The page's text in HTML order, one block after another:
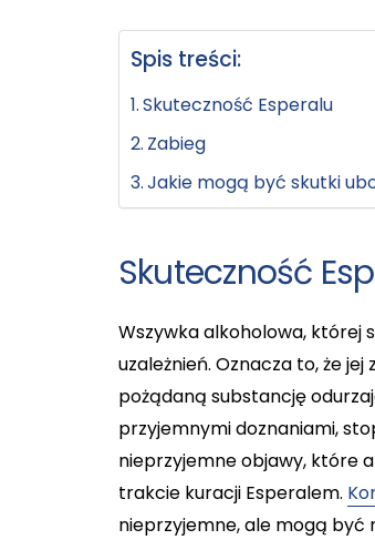
Spis treści:
Skuteczność Esperalu
Zabieg
Jakie mogą być skutki
Skuteczność
Wszywka alkoholowa, której
uzależnień. Oznacza to, że
pożądaną substancję
przyjemnymi doznaniami,
nieprzyjemne objawy, które
trakcie kuracji Esperalem.
nieprzyjemne, ale mogą być